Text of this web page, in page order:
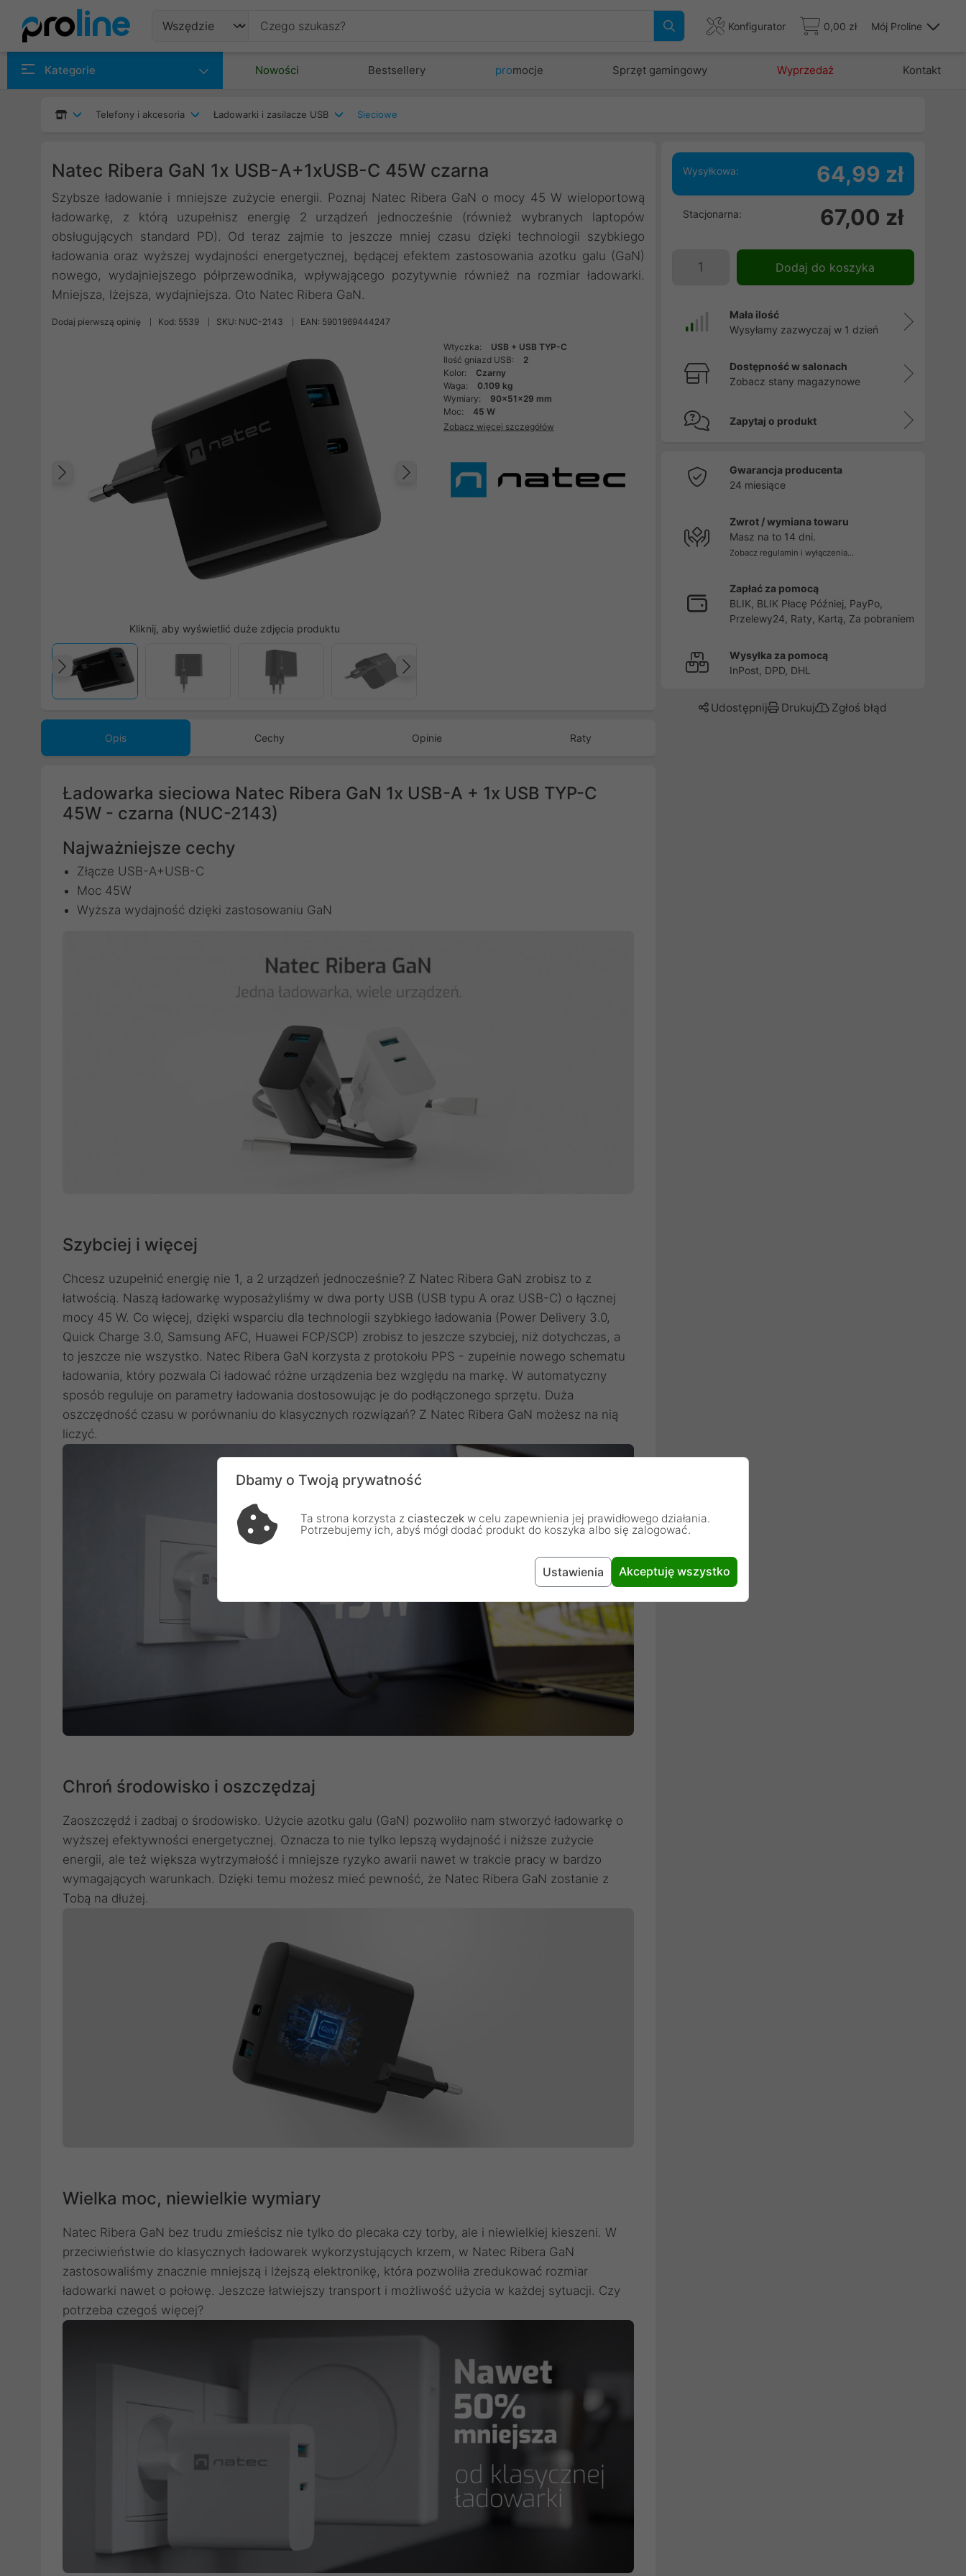
Konfigurator 0,00 zł Mój Proline
Kategorie Nowości Bestsellery promocje Sprzęt gamingowy Wyprzedaż Kontakt
Telefony i akcesoria Ładowarki i zasilacze USB Sieciowe
Natec Ribera GaN 1x USB-A+1xUSB-C 45W czarna
Szybsze ładowanie i mniejsze zużycie energii. Poznaj Natec Ribera GaN o mocy 45 W wieloportową
ładowarkę, z którą uzupełnisz energię 2 urządzeń jednocześnie (również wybranych laptopów
obsługujących standard PD). Od teraz zajmie to jeszcze mniej czasu dzięki technologii szybkiego
ładowania oraz wyższej wydajności energetycznej, będącej efektem zastosowania azotku galu (GaN)
nowego, wydajniejszego półprzewodnika, wpływającego pozytywnie również na rozmiar ładowarki.
Mniejsza, lżejsza, wydajniejsza. Oto Natec Ribera GaN.
Dodaj pierwszą opinię Kod: 5539 SKU: NUC-2143 EAN: 5901969444247
Następny
Poprzedni
Kliknij, aby wyświetlić duże zdjęcia produktu
Poprzedni
Wtyczka:
USB + USB TYP-C
Ilość gniazd USB:
2
Kolor:
Czarny
Waga:
0.109 kg
Wymiary:
90x51x29 mm
Moc:
45 W
Zobacz więcej szczegółów
Opis Cechy Opinie Raty
Ładowarka sieciowa Natec Ribera GaN 1x USB-A + 1x USB TYP-C
45W - czarna (NUC-2143)
Najważniejsze cechy
Złącze USB-A+USB-C
Moc 45W
Wyższa wydajność dzięki zastosowaniu GaN
Szybciej i więcej
Chcesz uzupełnić energię nie 1, a 2 urządzeń jednocześnie? Z Natec Ribera GaN zrobisz to z
łatwością. Naszą ładowarkę wyposażyliśmy w dwa porty USB (USB typu A oraz USB-C) o łącznej
mocy 45 W. Co więcej, dzięki wsparciu dla technologii szybkiego ładowania (Power Delivery 3.0,
Quick Charge 3.0, Samsung AFC, Huawei FCP/SCP) zrobisz to jeszcze szybciej, niż dotychczas, a
to jeszcze nie wszystko. Natec Ribera GaN korzysta z protokołu PPS - zupełnie nowego schematu
ładowania, który pozwala Ci ładować różne urządzenia bez względu na markę. W automatyczny
sposób reguluje on parametry ładowania dostosowując je do podłączonego sprzętu. Duża
oszczędność czasu w porównaniu do klasycznych rozwiązań? Z Natec Ribera GaN możesz na nią
liczyć.
Chroń środowisko i oszczędzaj
Zaoszczędź i zadbaj o środowisko. Użycie azotku galu (GaN) pozwoliło nam stworzyć ładowarkę o
wyższej efektywności energetycznej. Oznacza to nie tylko lepszą wydajność i niższe zużycie
energii, ale też większa wytrzymałość i mniejsze ryzyko awarii nawet w trakcie pracy w bardzo
wymagających warunkach. Dzięki temu możesz mieć pewność, że Natec Ribera GaN zostanie z
Tobą na dłużej.
Wielka moc, niewielkie wymiary
Natec Ribera GaN bez trudu zmieścisz nie tylko do plecaka czy torby, ale i niewielkiej kieszeni. W
przeciwieństwie do klasycznych ładowarek wykorzystujących krzem, w Natec Ribera GaN
zastosowaliśmy znacznie mniejszą i lżejszą elektronikę, która pozwoliła zredukować rozmiar
ładowarki nawet o połowę. Jeszcze łatwiejszy transport i możliwość użycia w każdej sytuacji. Czy
potrzeba czegoś więcej?
Wysyłkowa: 64,99 zł
Stacjonarna: 67,00 zł
Dodaj do koszyka
Mała ilość
Wysyłamy zazwyczaj w 1 dzień
Dostępność w salonach
Zobacz stany magazynowe
Zapytaj o produkt
Gwarancja producenta
24 miesiące
Zwrot / wymiana towaru
Masz na to 14 dni.
Zobacz regulamin i wyłączenia...
Zapłać za pomocą
BLIK, BLIK Płacę Później, PayPo,
Przelewy24, Raty, Kartą, Za pobraniem
Wysyłka za pomocą
InPost, DPD, DHL
Udostępnij Drukuj Zgłoś błąd
Dbamy o Twoją prywatność
Ta strona korzysta z ciasteczek w celu zapewnienia jej prawidłowego działania.
Potrzebujemy ich, abyś mógł dodać produkt do koszyka albo się zalogować.
Ustawienia Akceptuję wszystko